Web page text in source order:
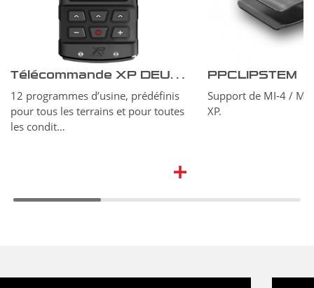
Télécommande XP DEUS II
12 programmes d’usine, prédéfinis
pour tous les terrains et pour toutes
les condit…
PPCLIPSTEM
Support de MI-4 /
XP.